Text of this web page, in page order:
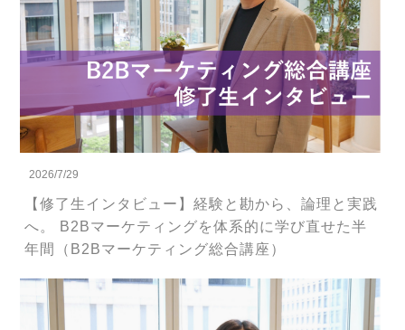
2026/7/29
【修了生インタビュー】経験と勘から、論理と実践
へ。 B2Bマーケティングを体系的に学び直せた半
年間（B2Bマーケティング総合講座）